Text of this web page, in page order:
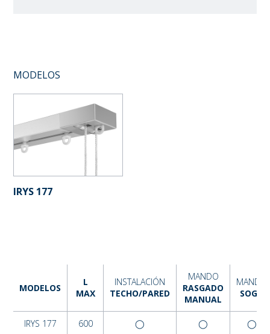
MODELOS
IRYS 177
MODELOS
L
MAX
INSTALACIÓN
TECHO/PARED
MANDO
RASGADO
MANUAL
MANDO
SOGA
IRYS 177 600 ◯ ◯ ◯